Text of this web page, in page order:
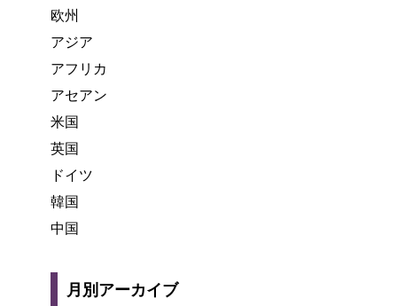
欧州
アジア
アフリカ
アセアン
米国
英国
ドイツ
韓国
中国
月別アーカイブ